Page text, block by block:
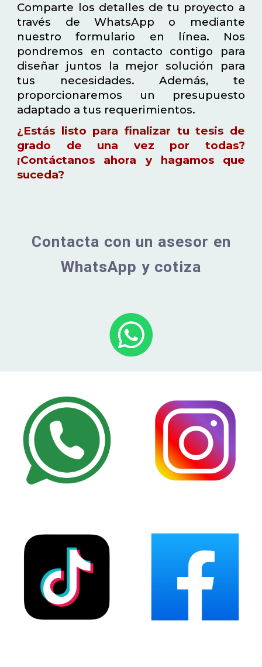
Comparte los detalles de tu proyecto a
través de WhatsApp o mediante
nuestro formulario en línea. Nos
pondremos en contacto contigo para
diseñar juntos la mejor solución para
tus necesidades. Además, te
proporcionaremos un presupuesto
adaptado a tus requerimientos.
¿Estás listo para finalizar tu tesis de
grado de una vez por todas?
¡Contáctanos ahora y hagamos que
suceda?
Contacta con un asesor en
WhatsApp y cotiza